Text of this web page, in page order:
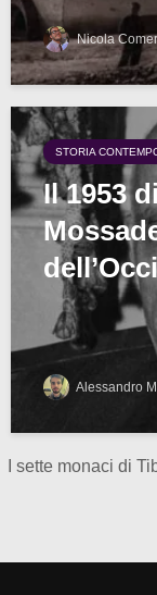
Nicola
STORIA
Il 1953
Alessandro
I sette monaci di